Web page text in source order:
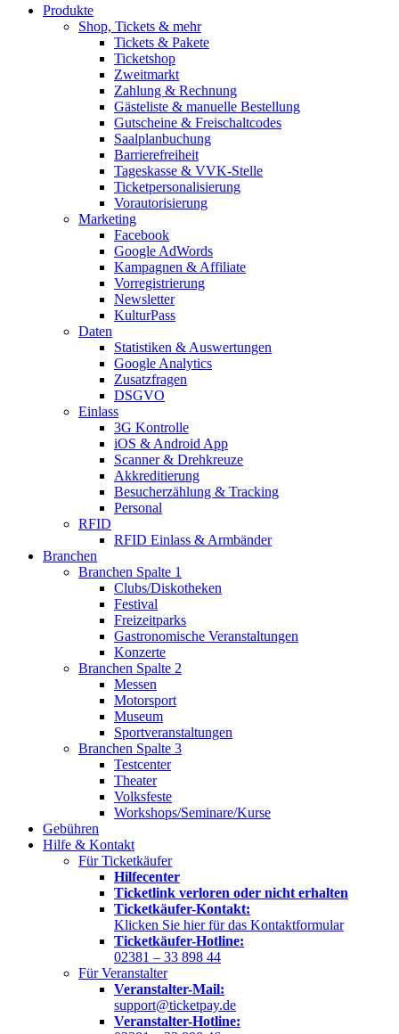
Close
Produkte
Shop, Tickets & mehr
Tickets & Pakete
Ticketshop
Zweitmarkt
Zahlung & Rechnung
Gästeliste & manuelle Bestellung
Gutscheine & Freischaltcodes
Saalplanbuchung
Barrierefreiheit
Tageskasse & VVK-Stelle
Ticketpersonalisierung
Vorautorisierung
Marketing
Facebook
Google AdWords
Kampagnen & Affiliate
Vorregistrierung
Newsletter
KulturPass
Daten
Statistiken & Auswertungen
Google Analytics
Zusatzfragen
DSGVO
Einlass
3G Kontrolle
iOS & Android App
Scanner & Drehkreuze
Akkreditierung
Besucherzählung & Tracking
Personal
RFID
RFID Einlass & Armbänder
Branchen
Branchen Spalte 1
Clubs/Diskotheken
Festival
Freizeitparks
Gastronomische Veranstaltungen
Konzerte
Branchen Spalte 2
Messen
Motorsport
Museum
Sportveranstaltungen
Branchen Spalte 3
Testcenter
Theater
Volksfeste
Workshops/Seminare/Kurse
Gebühren
Hilfe & Kontakt
Für Ticketkäufer
Hilfecenter
Ticketlink verloren oder nicht erhalten
Ticketkäufer-Kontakt:
Klicken Sie hier für das Kontaktformular
Ticketkäufer-Hotline:
02381 – 33 898 44
Für Veranstalter
Veranstalter-Mail:
support@ticketpay.de
Veranstalter-Hotline: